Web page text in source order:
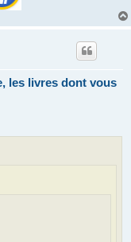
les livres dont vous